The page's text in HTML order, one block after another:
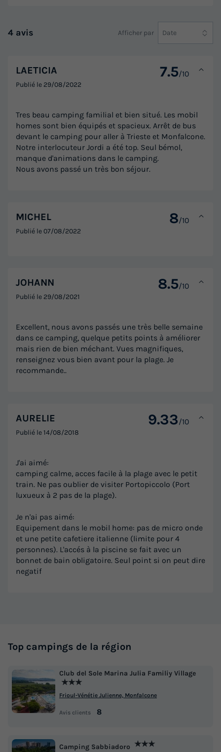
Meilleur prix pour 7 nuits
Modifier les dates
Voir les logements
4 avis Afficher par Date
LAETICIA 7.5/10
Publié le 29/08/2022
Tres beau camping familial et bien situé. Les mobil
homes sont bien équipés et spacieux. Arrêt de bus
devant le camping pour aller à Trieste et Monfalcone.
Notre interlocuteur Jordi a été top. Seul bémol,
manque d'animations dans le camping.
Nous avons passé un très bon séjour.
MICHEL 8/10
Publié le07/08/2022
JOHANN 8.5/10
Publié le 29/08/2021
Excellent, nous avons passés une très belle semaine
dans ce camping, quelque petits points à améliorer
mais rien de bien méchant. Vues magnifiques,
renseignez vous bien avant pour la plage. Je
recommande..
AURELIE 9.33/10
Publié le14/08/2018
J'ai aimé:
camping calme, acces facile à la plage avec le petit
train. Ne pas oublier de visiter Portopiccolo (Port
luxueux à 2 pas de la plage).
Je n'ai pas aimé:
Equipement dans le mobil home: pas de micro onde
et une petite cafetiere italienne (limite pour 4
personnes). L'accés à la piscine se fait avec un
bonnet de bain obligatoire. Seul point si on peut dire
negatif
Top campings de la région
Club del Sole Marina Julia Familiy Village
★★★
Frioul-Vénétie Julienne, Monfalcone
Avis clients 8
Camping Sabbiadoro ★★★